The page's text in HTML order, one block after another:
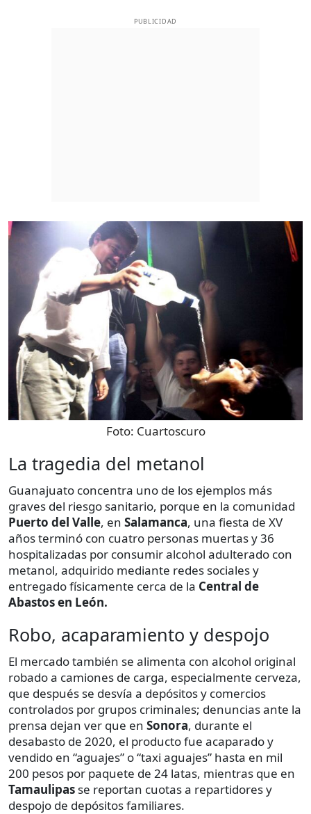
PUBLICIDAD
Foto: Cuartoscuro
La tragedia del metanol
Guanajuato concentra uno de los ejemplos más
graves del riesgo sanitario, porque en la comunidad
Puerto del Valle, en Salamanca, una fiesta de XV
años terminó con cuatro personas muertas y 36
hospitalizadas por consumir alcohol adulterado con
metanol, adquirido mediante redes sociales y
entregado físicamente cerca de la Central de
Abastos en León.
Robo, acaparamiento y despojo
El mercado también se alimenta con alcohol original
robado a camiones de carga, especialmente cerveza,
que después se desvía a depósitos y comercios
controlados por grupos criminales; denuncias ante la
prensa dejan ver que en Sonora, durante el
desabasto de 2020, el producto fue acaparado y
vendido en “aguajes” o “taxi aguajes” hasta en mil
200 pesos por paquete de 24 latas, mientras que en
Tamaulipas se reportan cuotas a repartidores y
despojo de depósitos familiares.